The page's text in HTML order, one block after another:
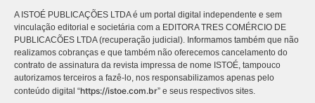
A ISTOÉ PUBLICAÇÕES LTDA é um portal digital independente e sem
vinculação editorial e societária com a EDITORA TRES COMÉRCIO DE
PUBLICACÕES LTDA (recuperação judicial). Informamos também que não
realizamos cobranças e que também não oferecemos cancelamento do
contrato de assinatura da revista impressa de nome ISTOÉ, tampouco
autorizamos terceiros a fazê-lo, nos responsabilizamos apenas pelo
conteúdo digital “https://istoe.com.br” e seus respectivos sites.